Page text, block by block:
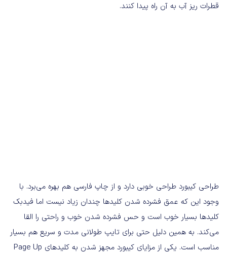
قطرات ریز آب به آن راه پیدا کنند.
طراحی کیبورد طراحی خوبی دارد و از چاپ فارسی هم بهره می‌برد. با
وجود این که عمق فشرده شدن کلیدها چندان زیاد نیست اما فیدبک
کلیدها بسیار خوب است و حس فشرده شدن خوب و راحتی را القا
می‌کند. به همین دلیل حتی برای تایپ طولانی مدت و سریع هم بسیار
مناسب است. یکی از مزایای کیبورد مجهز شدن به کلیدهای Page Up